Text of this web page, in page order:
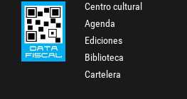
Centro cultural
Agenda
Ediciones
Biblioteca
Cartelera